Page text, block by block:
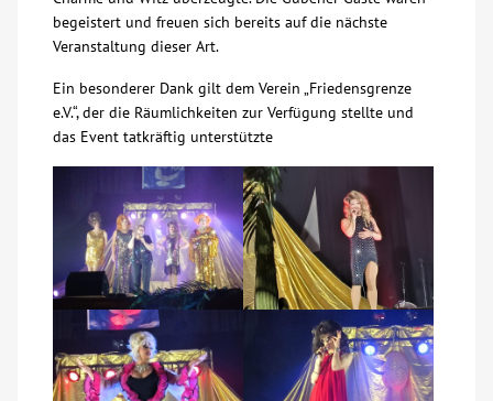
Spenden
Mitmachen
Karriere
Ausbildung
Glossar
Suche
begeistert und freuen sich bereits auf die nächste
Veranstaltung dieser Art.
Ein besonderer Dank gilt dem Verein „Friedensgrenze
e.V.“, der die Räumlichkeiten zur Verfügung stellte und
das Event tatkräftig unterstützte